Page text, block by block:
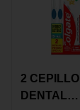
2 CEPILLO
DENTAL